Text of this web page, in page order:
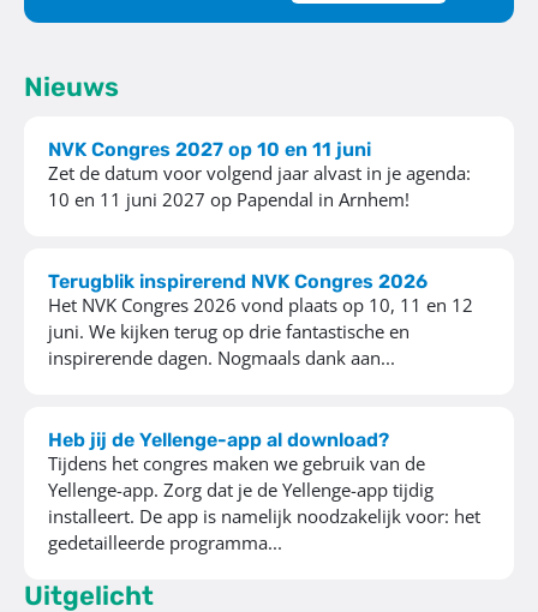
Nieuws
NVK Congres 2027 op 10 en 11 juni
Zet de datum voor volgend jaar alvast in je agenda:
10 en 11 juni 2027 op Papendal in Arnhem!
Terugblik inspirerend NVK Congres 2026
Het NVK Congres 2026 vond plaats op 10, 11 en 12
juni. We kijken terug op drie fantastische en
inspirerende dagen. Nogmaals dank aan...
Heb jij de Yellenge-app al download?
Tijdens het congres maken we gebruik van de
Yellenge-app. Zorg dat je de Yellenge-app tijdig
installeert. De app is namelijk noodzakelijk voor: het
gedetailleerde programma...
Uitgelicht